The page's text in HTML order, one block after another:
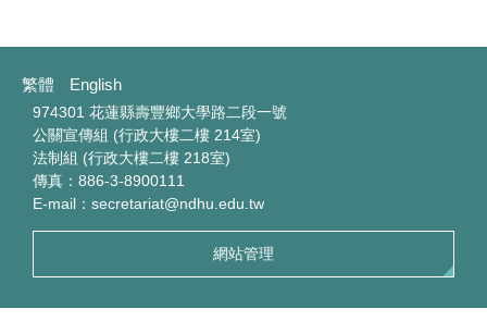
繁體 English
974301 花蓮縣壽豐鄉大學路二段一號
公關宣傳組 (行政大樓二樓 214室)
法制組 (行政大樓二樓 218室)
傳真：886-3-8900111
E-mail：secretariat@ndhu.edu.tw
網站管理